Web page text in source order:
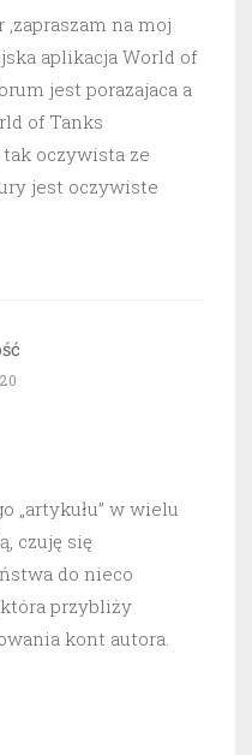
na moj
aplikacja World of
jest porazajaca a
of Tanks
oczywista ze
jest oczywiste
„artykułu” w wielu
czuję się
do nieco
przybliży
kont autora.